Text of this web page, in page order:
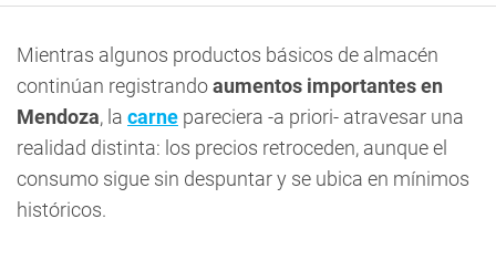
Mientras algunos productos básicos de almacén
continúan registrandoaumentos importantes en
Mendoza, la carne pareciera -a priori- atravesar una
realidad distinta: los precios retroceden, aunque el
consumo sigue sin despuntar y se ubica en mínimos
históricos.